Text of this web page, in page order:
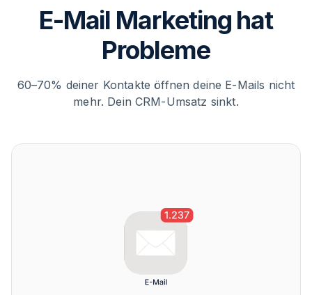
E-Mail Marketing hat
Probleme
60–70% deiner Kontakte öffnen deine E-Mails nicht
mehr. Dein CRM-Umsatz sinkt.